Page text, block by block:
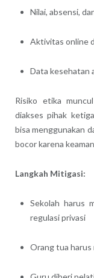
Nilai, absensi,
Aktivitas online
Data kesehatan
Risiko etika
diakses pihak
bisa menggunakan
bocor karena
Langkah Mitigasi:
Sekolah harus
regulasi privasi
Orang tua harus